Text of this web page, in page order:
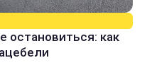
остановиться: как